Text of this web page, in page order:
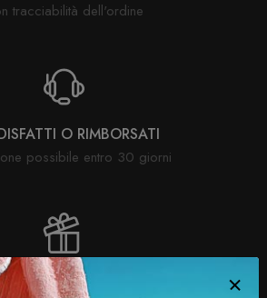
tracciabilità dell'ordine
O RIMBORSATI
possibile entro 30 giorni
ENTRO 48 ORE